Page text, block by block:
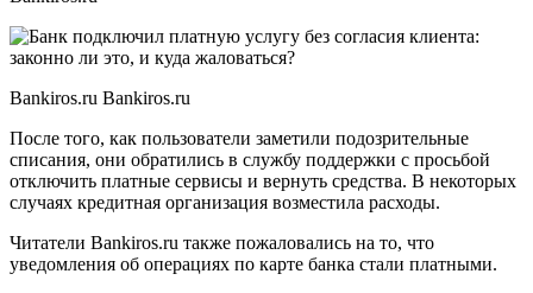
Bankiros.ru Bankiros.ru
После того, как пользователи заметили подозрительные
списания, они обратились в службу поддержки с просьбой
отключить платные сервисы и вернуть средства. В некоторых
случаях кредитная организация возместила расходы.
Читатели Bankiros.ru также пожаловались на то, что
уведомления об операциях по карте банка стали платными.